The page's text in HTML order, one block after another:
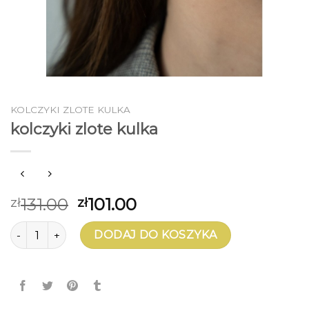
KOLCZYKI ZLOTE KULKA
kolczyki zlote kulka
zł131.00 zł101.00
ilość kolczyki zlote kulkaDODAJ DO KOSZYKA